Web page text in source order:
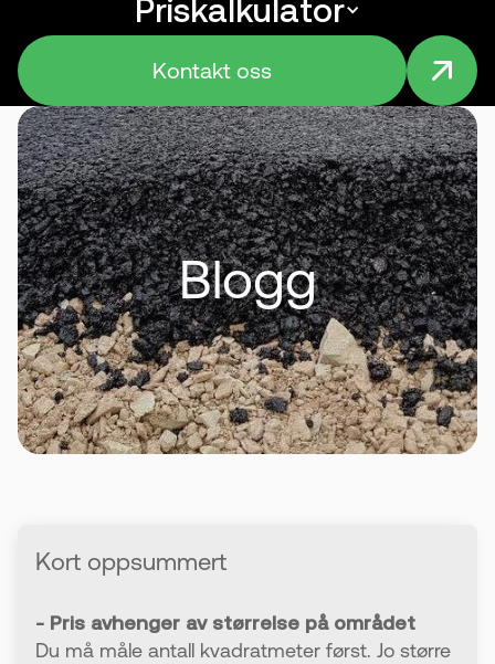
Menu
Priskalkulator
Kontakt oss
Blogg
Kort oppsummert
- Pris avhenger av størrelse på området
Du må måle antall kvadratmeter først. Jo større